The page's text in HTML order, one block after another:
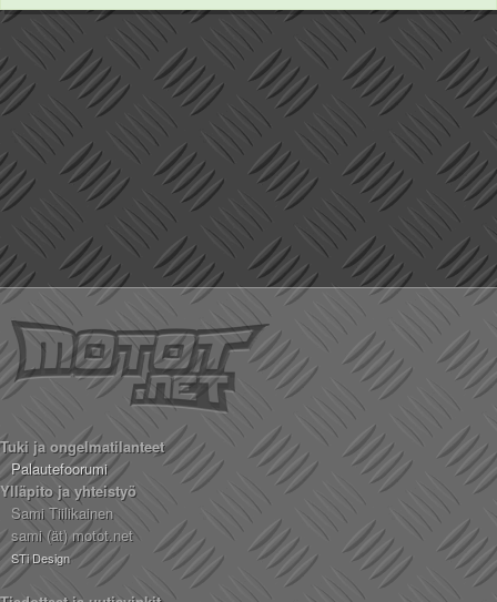
Tuki ja ongelmatilanteet
Palautefoorumi
Ylläpito ja yhteistyö
Sami Tiilikainen
sami (ät) motot.net
STi Design